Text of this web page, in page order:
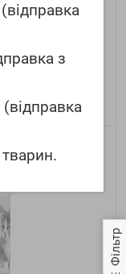
з
тварин.
Фільтр